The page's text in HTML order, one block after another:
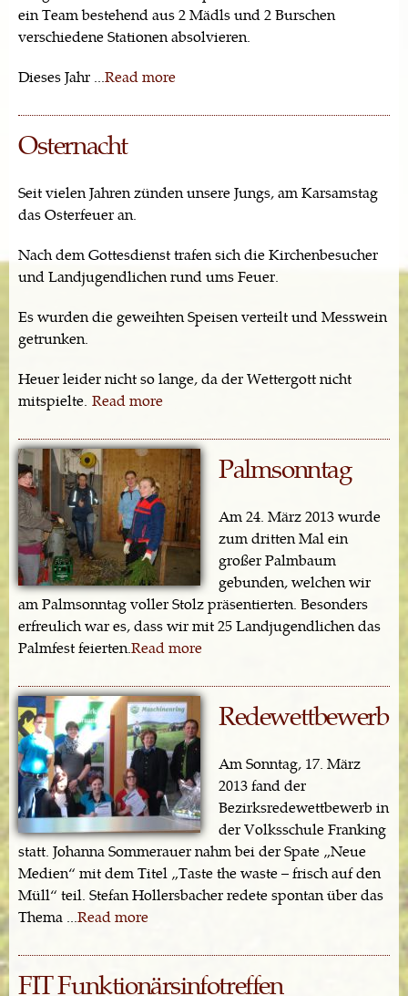
ein Team bestehend aus 2 Mädls und 2 Burschen
verschiedene Stationen absolvieren.
Dieses Jahr ... Read more
Osternacht
Seit vielen Jahren zünden unsere Jungs, am Karsamstag
das Osterfeuer an.
Nach dem Gottesdienst trafen sich die Kirchenbesucher
und Landjugendlichen rund ums Feuer.
Es wurden die geweihten Speisen verteilt und Messwein
getrunken.
Heuer leider nicht so lange, da der Wettergott nicht
mitspielte. Read more
Palmsonntag
Am 24. März 2013 wurde
zum dritten Mal ein
großer Palmbaum
gebunden, welchen wir
am Palmsonntag voller Stolz präsentierten. Besonders
erfreulich war es, dass wir mit 25 Landjugendlichen das
Palmfest feierten. Read more
Redewettbewerb
Am Sonntag, 17. März
2013 fand der
Bezirksredewettbewerb in
der Volksschule Franking
statt. Johanna Sommerauer nahm bei der Spate „Neue
Medien“ mit dem Titel „Taste the waste – frisch auf den
Müll“ teil. Stefan Hollersbacher redete spontan über das
Thema ... Read more
FIT Funktionärsinfotreffen